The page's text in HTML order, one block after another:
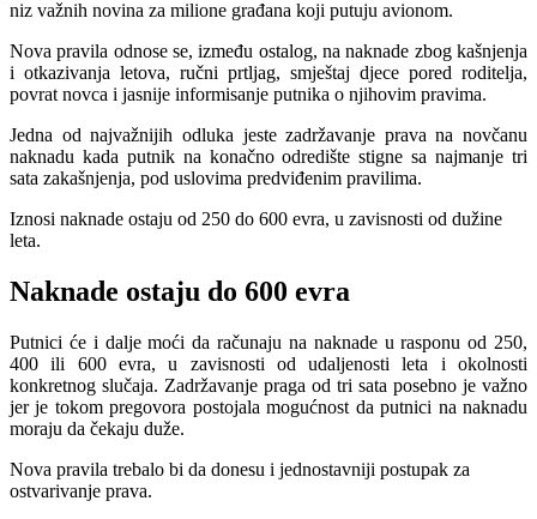
niz važnih novina za milione građana koji putuju avionom.
Nova pravila odnose se, između ostalog, na naknade zbog kašnjenja
i otkazivanja letova, ručni prtljag, smještaj djece pored roditelja,
povrat novca i jasnije informisanje putnika o njihovim pravima.
Jedna od najvažnijih odluka jeste zadržavanje prava na novčanu
naknadu kada putnik na konačno odredište stigne sa najmanje tri
sata zakašnjenja, pod uslovima predviđenim pravilima.
Iznosi naknade ostaju od 250 do 600 evra, u zavisnosti od dužine
leta.
Naknade ostaju do 600 evra
Putnici će i dalje moći da računaju na naknade u rasponu od 250,
400 ili 600 evra, u zavisnosti od udaljenosti leta i okolnosti
konkretnog slučaja. Zadržavanje praga od tri sata posebno je važno
jer je tokom pregovora postojala mogućnost da putnici na naknadu
moraju da čekaju duže.
Nova pravila trebalo bi da donesu i jednostavniji postupak za
ostvarivanje prava.